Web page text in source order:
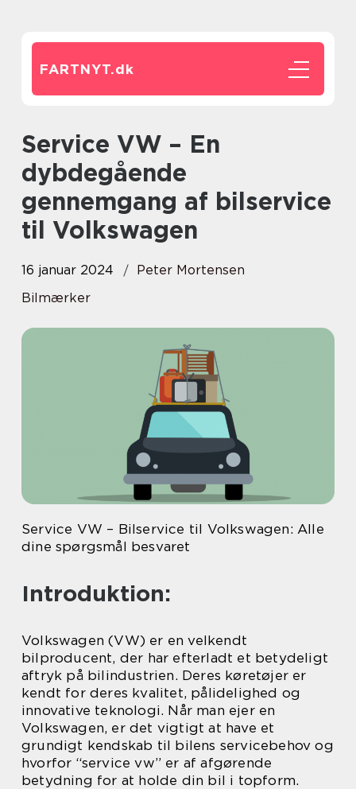
FARTNYT.dk
Service VW – En
dybdegående
gennemgang af bilservice
til Volkswagen
16 januar 2024
Peter Mortensen
Bilmærker
Service VW – Bilservice til Volkswagen: Alle
dine spørgsmål besvaret
Introduktion:
Volkswagen (VW) er en velkendt
bilproducent, der har efterladt et betydeligt
aftryk på bilindustrien. Deres køretøjer er
kendt for deres kvalitet, pålidelighed og
innovative teknologi. Når man ejer en
Volkswagen, er det vigtigt at have et
grundigt kendskab til bilens servicebehov og
hvorfor “service vw” er af afgørende
betydning for at holde din bil i topform.